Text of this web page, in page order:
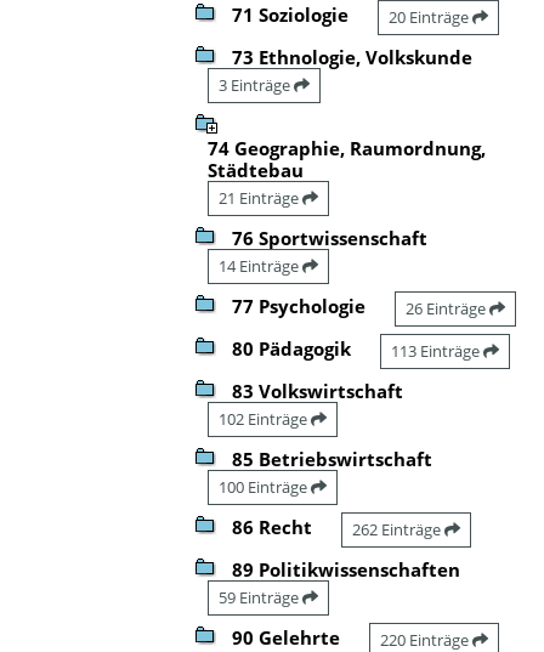
71 Soziologie 20 Einträge
73 Ethnologie, Volkskunde
3 Einträge
74 Geographie, Raumordnung,
Städtebau
21 Einträge
76 Sportwissenschaft
14 Einträge
77 Psychologie 26 Einträge
80 Pädagogik 113 Einträge
83 Volkswirtschaft
102 Einträge
85 Betriebswirtschaft
100 Einträge
86 Recht 262 Einträge
89 Politikwissenschaften
59 Einträge
90 Gelehrte 220 Einträge